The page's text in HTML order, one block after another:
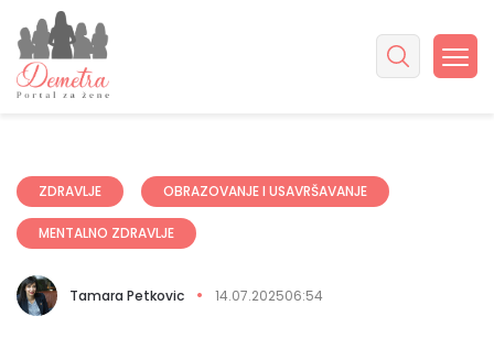
ZDRAVLJE OBRAZOVANJE I USAVRŠAVANJE
MENTALNO ZDRAVLJE
Tamara Petkovic 14.07.202506:54